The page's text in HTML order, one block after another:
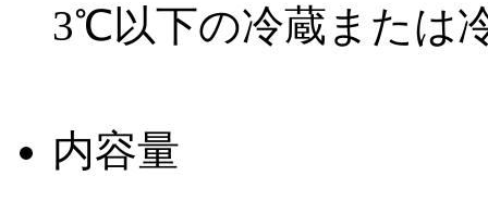
3℃以下の冷蔵または
内容量